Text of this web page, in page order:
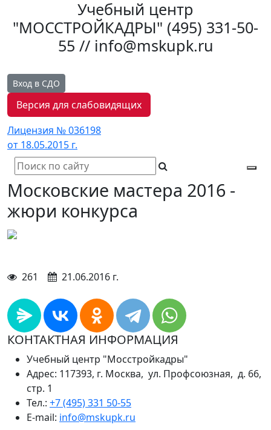
Учебный центр
"МОССТРОЙКАДРЫ" (495) 331-50-
55 // info@mskupk.ru
Вход в СДО
Версия для слабовидящих
Лицензия № 036198
от 18.05.2015 г.
Московские мастера 2016 -
жюри конкурса
261 21.06.2016 г.
КОНТАКТНАЯ ИНФОРМАЦИЯ
Учебный центр "Мосстройкадры"
Адрес: 117393, г. Москва, ул. Профсоюзная, д. 66,
стр. 1
Тел.: +7 (495) 331 50-55
E-mail: info@mskupk.ru